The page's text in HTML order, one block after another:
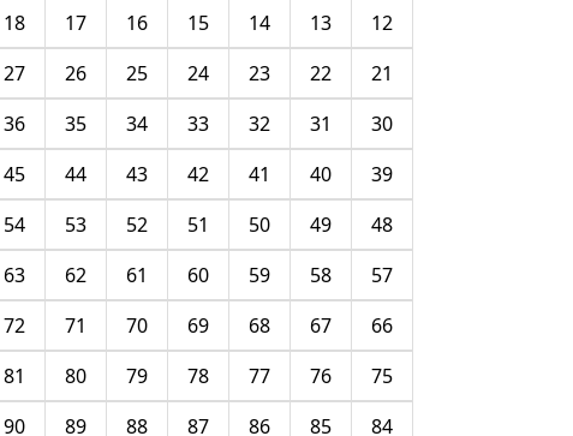
12
13
14
15
16
17
18
21
22
23
24
25
26
27
30
31
32
33
34
35
36
39
40
41
42
43
44
45
48
49
50
51
52
53
54
57
58
59
60
61
62
63
66
67
68
69
70
71
72
75
76
77
78
79
80
81
84
85
86
87
88
89
90